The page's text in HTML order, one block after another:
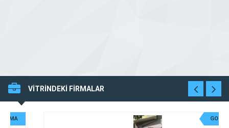
VİTRİNDEKİ FİRMALAR
GOLD FİRMA